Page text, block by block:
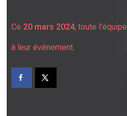
Ce 20 mars 2024, toute l'équipe
à leur événement.